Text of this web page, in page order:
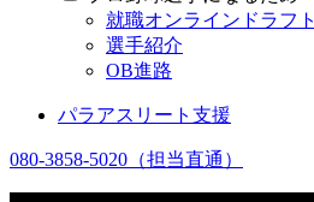
就職オンラインドラフト
選手紹介
OB進路
パラアスリート支援
080-3858-5020 （担当直通）